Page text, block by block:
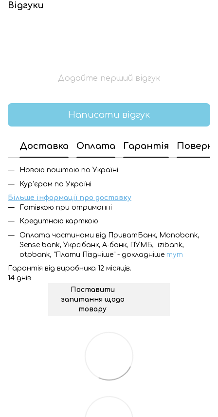
Відгуки
Додайте перший відгук
Написати відгук
Доставка Оплата Гарантія
Новою поштою по Україні
Кур'єром по Україні
Більше інформації про доставку
Готівкою при отриманні
Кредитною карткою
Оплата частинами від ПриватБанк, Monobank,
Sense bank, Укрсібанк, А-банк, ПУМБ, izibank,
otpbank, "Плати Піздніше" - докладніше тут
Гарантія від виробника 12 місяців.
14 днів
Поставити
запитання щодо
товару